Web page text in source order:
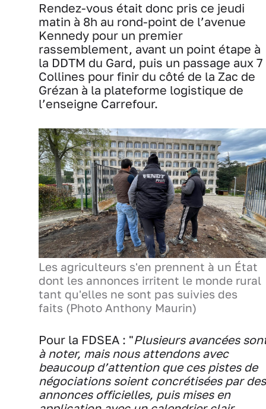
Rendez-vous était donc pris ce jeudi
matin à 8h au rond-point de l’avenue
Kennedy pour un premier
rassemblement, avant un point étape à
la DDTM du Gard, puis un passage aux 7
Collines pour finir du côté de la Zac de
Grézan à la plateforme logistique de
l’enseigne Carrefour.
Les agriculteurs s'en prennent à un État
dont les annonces irritent le monde rural
tant qu'elles ne sont pas suivies des
faits (Photo Anthony Maurin)
Pour la FDSEA : "Plusieurs avancées
à noter, mais nous attendons avec
beaucoup d’attention que ces pistes de
négociations soient concrétisées par des
annonces officielles, puis mises en